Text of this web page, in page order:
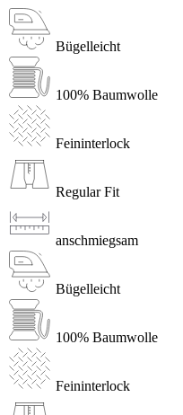
Bügelleicht
100% Baumwolle
Feininterlock
Regular Fit
anschmiegsam
Bügelleicht
100% Baumwolle
Feininterlock